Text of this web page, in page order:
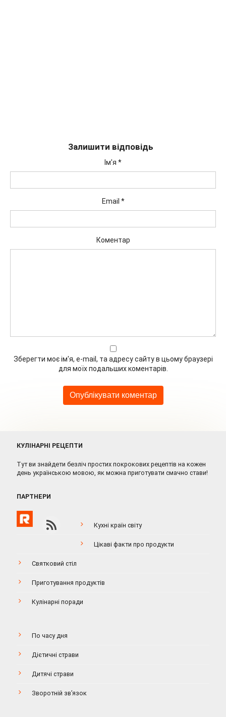
Залишити відповідь
Ім'я *
Email *
Коментар
Зберегти моє ім'я, e-mail, та адресу сайту в цьому браузері
для моїх подальших коментарів.
КУЛІНАРНІ РЕЦЕПТИ
Тут ви знайдети безліч простих покрокових рецептів на кожен
день українською мовою, як можна приготувати смачно стави!
ПАРТНЕРИ
Кухні країн світу
Цікаві факти про продукти
Святковий стіл
Приготування продуктів
Кулінарні поради
По часу дня
Дієтичні страви
Дитячі страви
Зворотній зв’язок